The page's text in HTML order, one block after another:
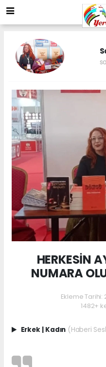
HERKESİN
NUMARA
Ekleme Tarihi:
1482+
Erkek | Kadın (Haberi